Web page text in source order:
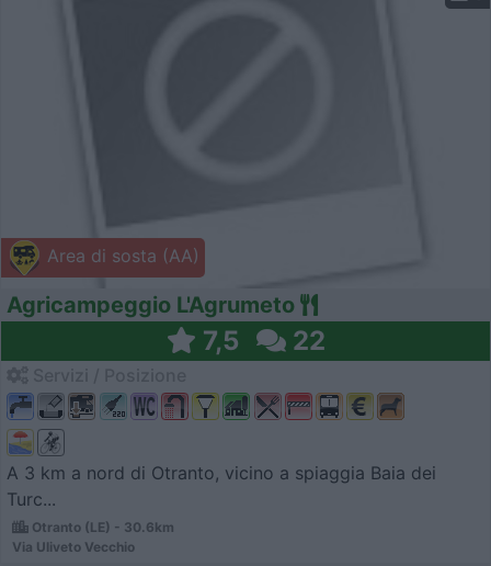
Area di sosta (AA)
Agricampeggio L'Agrumeto
7,5 22
A 3 km a nord di Otranto, vicino a spiaggia Baia dei
Turc...
Otranto (LE) - 30.6km
Via Uliveto Vecchio